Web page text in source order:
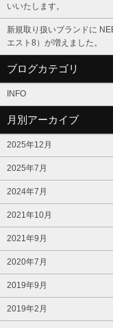
いいたします。
新規取り扱いブランドに
エスト8）が増えました。
ブログカテゴリ
INFO
月別アーカイブ
2025年12月
2025年7月
2024年7月
2021年10月
2021年9月
2020年7月
2019年9月
2019年2月